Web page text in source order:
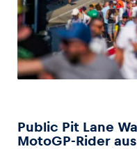
Public Pit Lane
MotoGP-Rider